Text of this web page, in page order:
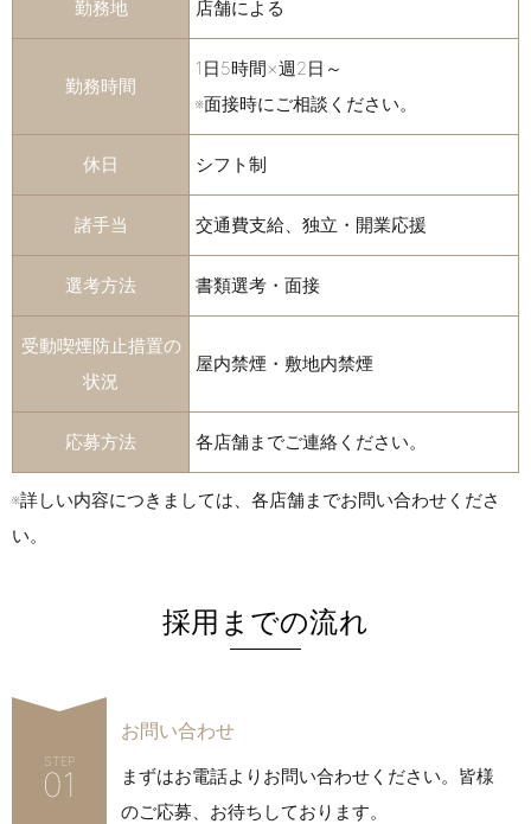
勤務地 店舗による
勤務時間
1日5時間×週2日～
※面接時にご相談ください。
休日 シフト制
諸手当 交通費支給、独立・開業応援
選考方法 書類選考・面接
受動喫煙防止措置の
状況
屋内禁煙・敷地内禁煙
応募方法 各店舗までご連絡ください。
※詳しい内容につきましては、各店舗までお問い合わせくださ
い。
採用までの流れ
STEP
01
お問い合わせ
まずはお電話よりお問い合わせください。皆様
のご応募、お待ちしております。